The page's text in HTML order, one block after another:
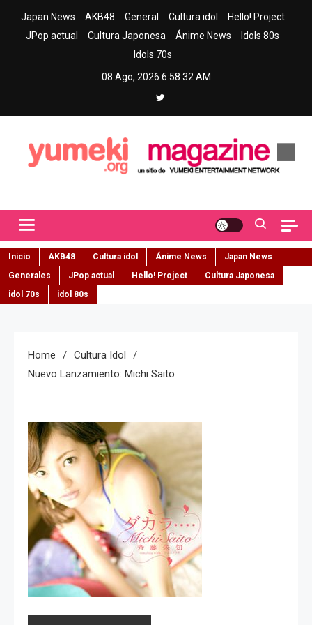
Japan News AKB48 General Cultura idol
Hello! Project
JPop actual
Cultura Japonesa Ánime News
Idols 80s
Idols 70s
08 Ago, 2026 6:58:32 AM
Inicio AKB48 Cultura idol Ánime News
Japan News
Generales
JPop actual Hello! Project
Cultura Japonesa
idol 70s
idol 80s
Home
Cultura Idol
Nuevo Lanzamiento: Michi Saito